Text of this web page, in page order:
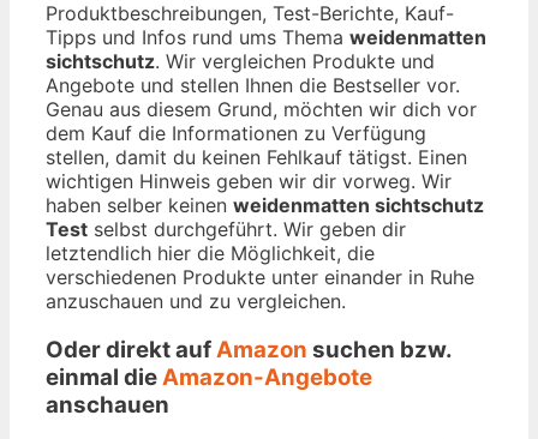
Produktbeschreibungen, Test-Berichte, Kauf-
Tipps und Infos rund ums Thema weidenmatten
sichtschutz. Wir vergleichen Produkte und
Angebote und stellen Ihnen die Bestseller vor.
Genau aus diesem Grund, möchten wir dich vor
dem Kauf die Informationen zu Verfügung
stellen, damit du keinen Fehlkauf tätigst. Einen
wichtigen Hinweis geben wir dir vorweg. Wir
haben selber keinen weidenmatten sichtschutz
Test selbst durchgeführt. Wir geben dir
letztendlich hier die Möglichkeit, die
verschiedenen Produkte unter einander in Ruhe
anzuschauen und zu vergleichen.
Oder direkt aufAmazon suchen bzw.
einmal dieAmazon-Angebote
anschauen